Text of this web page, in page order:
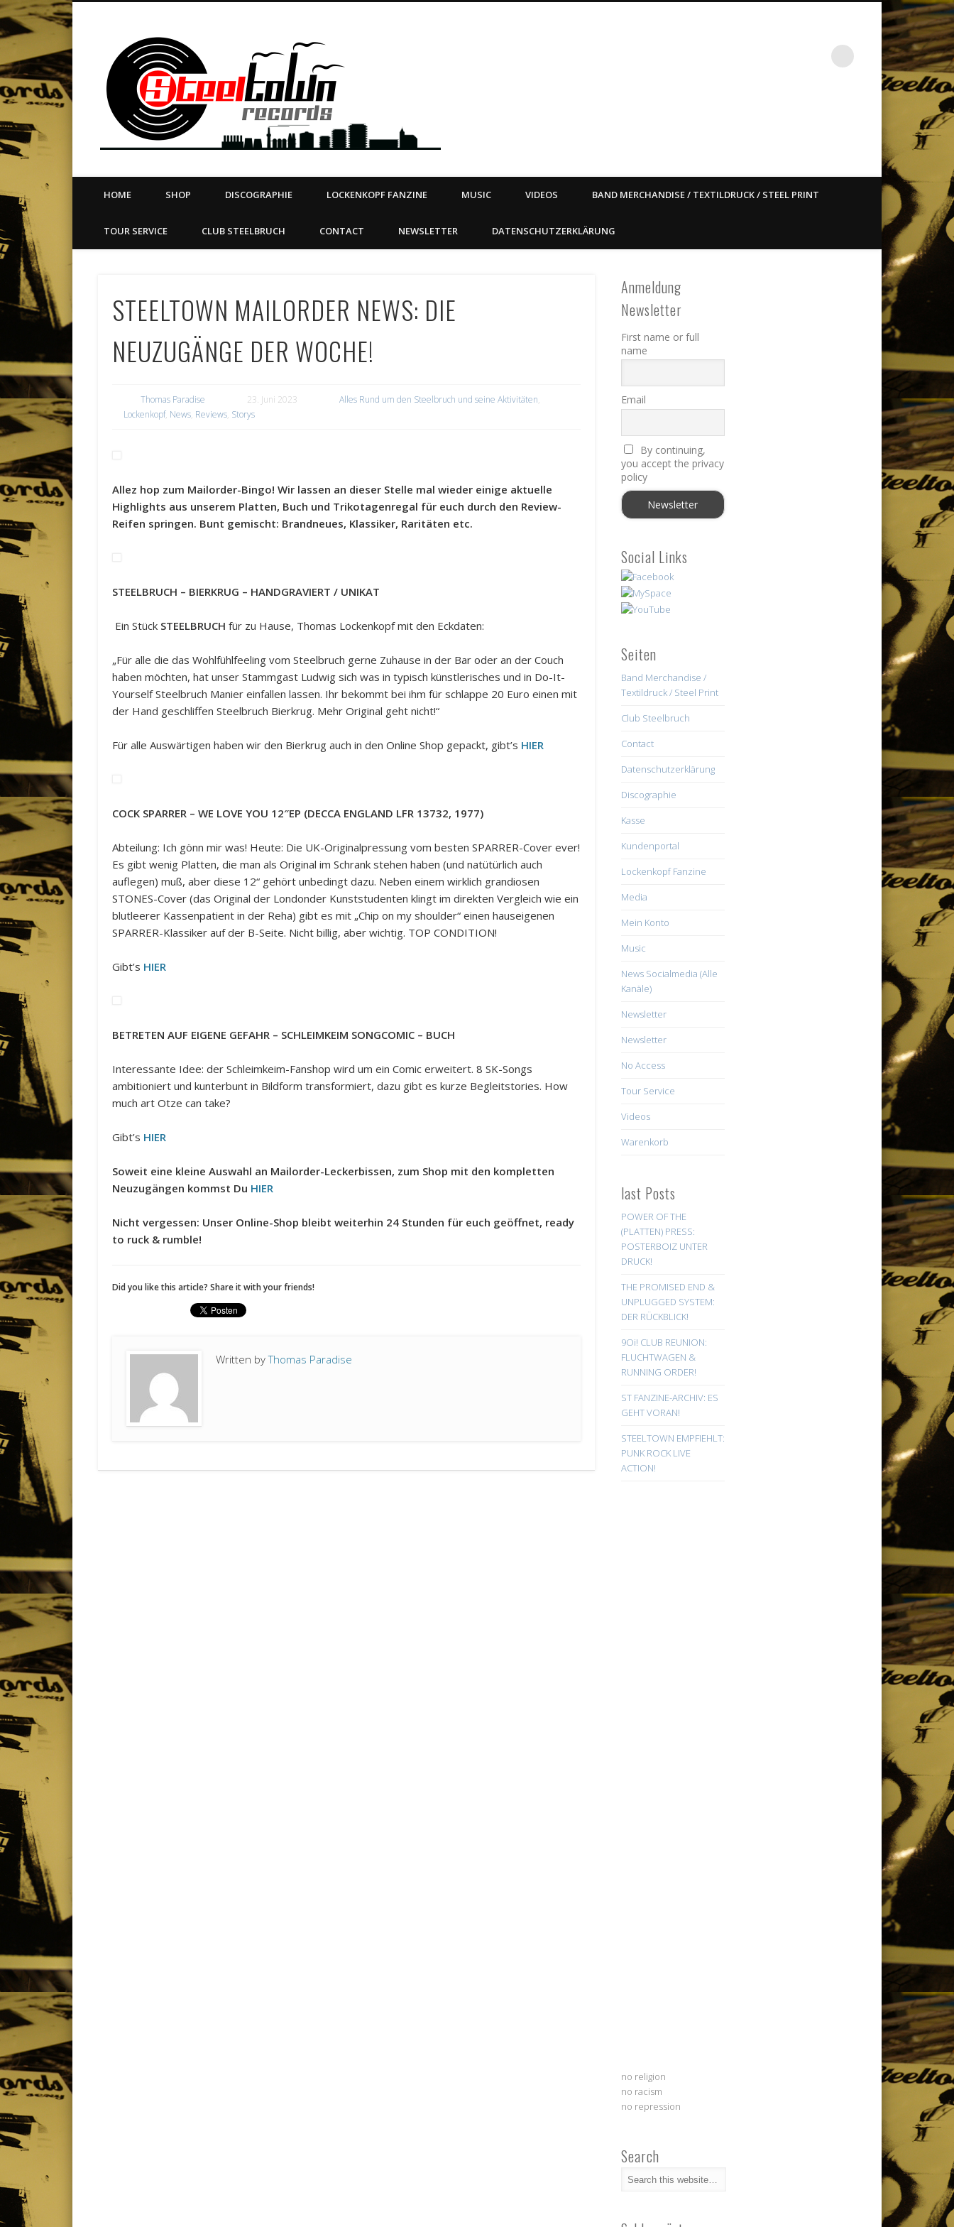
Steeltown Records – East ain`t dead so straight
LABEL | MERCH | PRINT | DIY | FANZINE | TOURSERVICE | BOOKING
VimeoDribble LinkedIn
HOME SHOP DISCOGRAPHIE LOCKENKOPF FANZINE MUSIC VIDEOS BAND MERCHANDISE / TEXTILDRUCK / STEEL PRINT
TOUR SERVICE CLUB STEELBRUCH CONTACT NEWSLETTER DATENSCHUTZERKLÄRUNG
STEELTOWN MAILORDER NEWS: DIE
NEUZUGÄNGE DER WOCHE!
Thomas Paradise 23. Juni 2023 Alles Rund um den Steelbruch und seine Aktivitäten,
Lockenkopf, News, Reviews, Storys
Allez hop zum Mailorder-Bingo! Wir lassen an dieser Stelle mal wieder einige aktuelle
Highlights aus unserem Platten, Buch und Trikotagenregal für euch durch den Review-
Reifen springen. Bunt gemischt: Brandneues, Klassiker, Raritäten etc.
STEELBRUCH – BIERKRUG – HANDGRAVIERT / UNIKAT
Ein Stück STEELBRUCH für zu Hause, Thomas Lockenkopf mit den Eckdaten:
„Für alle die das Wohlfühlfeeling vom Steelbruch gerne Zuhause in der Bar oder an der Couch
haben möchten, hat unser Stammgast Ludwig sich was in typisch künstlerisches und in Do-It-
Yourself Steelbruch Manier einfallen lassen. Ihr bekommt bei ihm für schlappe 20 Euro einen mit
der Hand geschliffen Steelbruch Bierkrug. Mehr Original geht nicht!“
Für alle Auswärtigen haben wir den Bierkrug auch in den Online Shop gepackt, gibt’s HIER
COCK SPARRER ‎– WE LOVE YOU 12″EP (DECCA ENGLAND LFR 13732, 1977)
Abteilung: Ich gönn mir was! Heute: Die UK-Originalpressung vom besten SPARRER-Cover ever!
Es gibt wenig Platten, die man als Original im Schrank stehen haben (und natütürlich auch
auflegen) muß, aber diese 12“ gehört unbedingt dazu. Neben einem wirklich grandiosen
STONES-Cover (das Original der Londonder Kunststudenten klingt im direkten Vergleich wie ein
blutleerer Kassenpatient in der Reha) gibt es mit „Chip on my shoulder“ einen hauseigenen
SPARRER-Klassiker auf der B-Seite. Nicht billig, aber wichtig. TOP CONDITION!
Gibt’s HIER
BETRETEN AUF EIGENE GEFAHR – SCHLEIMKEIM SONGCOMIC – BUCH
Interessante Idee: der Schleimkeim-Fanshop wird um ein Comic erweitert. 8 SK-Songs
ambitioniert und kunterbunt in Bildform transformiert, dazu gibt es kurze Begleitstories. How
much art Otze can take?
Gibt’s HIER
Soweit eine kleine Auswahl an Mailorder-Leckerbissen, zum Shop mit den kompletten
Neuzugängen kommst Du HIER
Nicht vergessen: Unser Online-Shop bleibt weiterhin 24 Stunden für euch geöffnet, ready
to ruck & rumble!
Did you like this article? Share it with your friends!
Written byThomas Paradise
Anmeldung
Newsletter
First name or full
name
Email
By continuing,
you accept the privacy
policy
Social Links
Seiten
Band Merchandise /
Textildruck / Steel Print
Club Steelbruch
Contact
Datenschutzerklärung
Discographie
Kasse
Kundenportal
Lockenkopf Fanzine
Media
Mein Konto
Music
News Socialmedia (Alle
Kanäle)
Newsletter
Newsletter
No Access
Tour Service
Videos
Warenkorb
last Posts
POWER OF THE
(PLATTEN) PRESS:
POSTERBOIZ UNTER
DRUCK!
THE PROMISED END &
UNPLUGGED SYSTEM:
DER RÜCKBLICK!
9Oi! CLUB REUNION:
FLUCHTWAGEN &
RUNNING ORDER!
ST FANZINE-ARCHIV: ES
GEHT VORAN!
STEELTOWN EMPFIEHLT:
PUNK ROCK LIVE
ACTION!
no religion
no racism
no repression
Search